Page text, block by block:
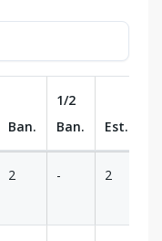
Ban.
1/2
Ban.
Est.
2 - 2